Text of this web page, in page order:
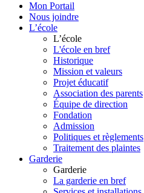
Mon Portail
Nous joindre
L’école
L’école
L'école en bref
Historique
Mission et valeurs
Projet éducatif
Association des parents
Équipe de direction
Fondation
Admission
Politiques et règlements
Traitement des plaintes
Garderie
Garderie
La garderie en bref